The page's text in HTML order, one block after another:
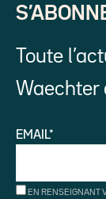
Toute
Waechter
EMAIL*
EN RENSEIGNANT